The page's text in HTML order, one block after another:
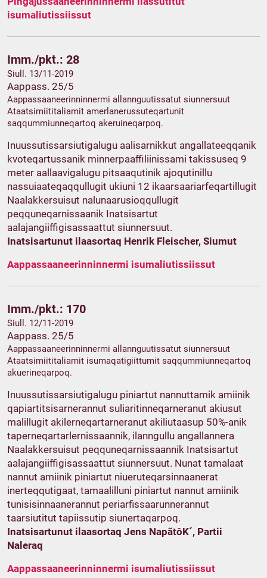
isumaliutissiissut
Imm./pkt.: 28
Siull. 13/11-2019
Aappass. 25/5
Aappassaaneerinninnermi allannguutissatut siunnersuut
Ataatsimiititaliamit amerlanerussuteqartunit
saqqummiunneqartoq akeruineqarpoq.
Inuussutissarsiutigalugu aalisarnikkut angallateeqqanik
kvoteqartussanik minnerpaaffiliinissami takissuseq 9
meter aallaavigalugu pitsaaqutinik ajoqutinillu
nassuiaateqaqqullugit ukiuni 12 ikaarsaariarfeqartillugit
Naalakkersuisut nalunaarusioqqullugit
peqquneqarnissaanik Inatsisartut
aalajangiiffigisassaattut siunnersuut.
Inatsisartunut ilaasortaq Henrik Fleischer, Siumut
Aappassaaneerinninnermi isumaliutissiissut
Imm./pkt.: 170
Siull. 12/11-2019
Aappass. 25/5
Aappassaaneerinninnermi allannguutissatut siunnersuut
Ataatsimiititaliamit isumaqatigiittumit saqqummiunneqartoq
akuerineqarpoq.
Inuussutissarsiutigalugu piniartut nannuttamik amiinik
qapiartitsisarnerannut suliaritinneqarneranut akiusut
malillugit akilerneqartarneranut akiliutaasup 50%-anik
taperneqartarlernissaannik, ilanngullu angallannera
Naalakkersuisut peqquneqarnissaannik Inatsisartut
aalajangiiffigisassaattut siunnersuut. Nunat tamalaat
nannut amiinik piniartut niueruteqarsinnaanerat
inerteqqutigaat, tamaalilluni piniartut nannut amiinik
tunisisinnaanerannut periarfissaarunnerannut
taarsiutitut tapiissutip siunertaqarpoq.
Inatsisartunut ilaasortaq Jens NapãtôK´, Partii
Naleraq
Aappassaaneerinninnermi isumaliutissiissut